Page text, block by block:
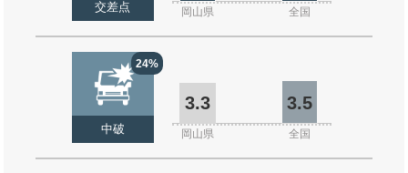
交差点 岡山県 全国
24%
中破
3.3 3.5
岡山県 全国